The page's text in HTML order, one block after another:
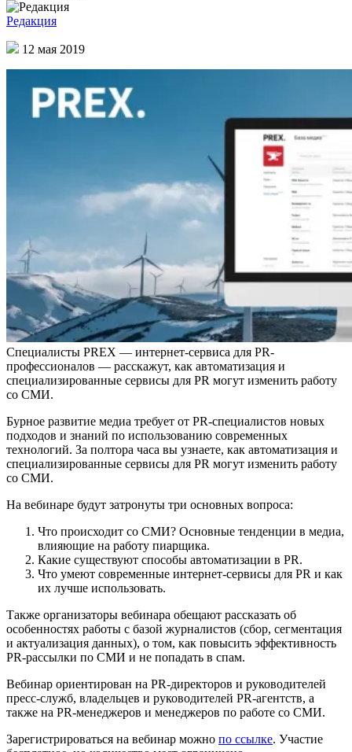
Редакция
12 мая 2019
Специалисты PREX — интернет-сервиса для PR-
профессионалов — расскажут, как автоматизация и
специализированные сервисы для PR могут изменить работу
со СМИ.
Бурное развитие медиа требует от PR-специалистов новых
подходов и знаний по использованию современных
технологий. За полтора часа вы узнаете, как автоматизация и
специализированные сервисы для PR могут изменить работу
со СМИ.
На вебинаре будут затронуты три основных вопроса:
Что происходит со СМИ? Основные тенденции в медиа,
влияющие на работу пиарщика.
Какие существуют способы автоматизации в PR.
Что умеют современные интернет-сервисы для PR и как
их лучше использовать.
Также организаторы вебинара обещают рассказать об
особенностях работы с базой журналистов (сбор, сегментация
и актуализация данных), о том, как повысить эффективность
PR-рассылки по СМИ и не попадать в спам.
Вебинар ориентирован на PR-директоров и руководителей
пресс-служб, владельцев и руководителей PR-агентств, а
также на PR-менеджеров и менеджеров по работе со СМИ.
Зарегистрироваться на вебинар можно по ссылке. Участие